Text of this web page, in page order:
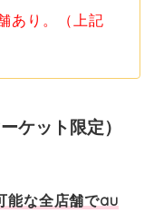
あり。（上記
ケット限定）
能な全店舗でau